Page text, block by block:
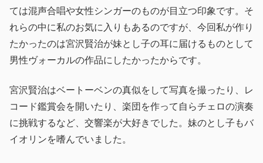
ては混声合唱や女性シンガーのものが目立つ印象です。そ
れらの中に私のお気に入りもあるのですが、今回私が作り
たかったのは宮沢賢治が妹とし子の耳に届けるものとして
男性ヴォーカルの作品にしたかったからです。
宮沢賢治はベートーベンの真似をして写真を撮ったり、レ
コード鑑賞会を開いたり、楽団を作って自らチェロの演奏
に挑戦するなど、交響楽が大好きでした。妹のとし子もバ
イオリンを嗜んでいました。